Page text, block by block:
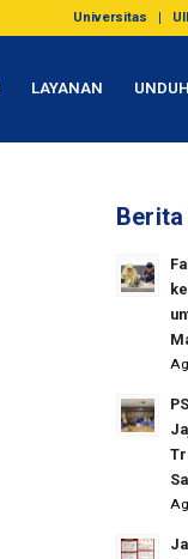
Universitas
LAYANAN